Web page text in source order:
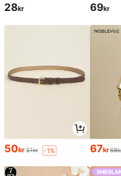
28kr 69kr
50kr 51kr -1% 67kr